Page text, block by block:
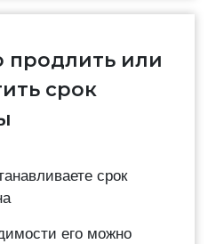
или
срок
срок
его можно